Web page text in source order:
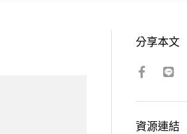
分享本文
資源連結